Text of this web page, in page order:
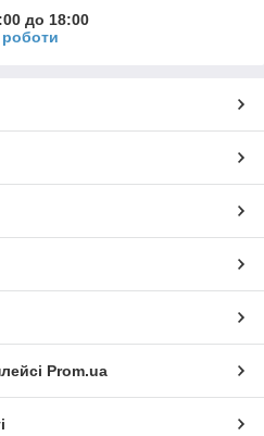
до 18:00
роботи
Prom.ua